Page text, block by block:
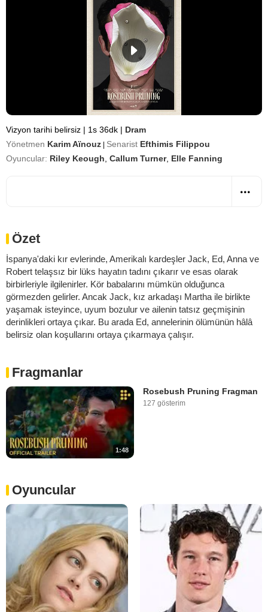
Vizyon tarihi belirsiz | 1s 36dk | Dram
Yönetmen Karim Aïnouz Senarist Efthimis Filippou
Oyuncular: Riley Keough Callum Turner, Elle Fanning
Özet
İspanya'daki kır evlerinde, Amerikalı kardeşler Jack, Ed, Anna ve
Robert telaşsız bir lüks hayatın tadını çıkarır ve esas olarak
birbirleriyle ilgilenirler. Kör babalarını mümkün olduğunca
görmezden gelirler. Ancak Jack, kız arkadaşı Martha ile birlikte
yaşamak isteyince, uyum bozulur ve ailenin tatsız geçmişinin
derinlikleri ortaya çıkar. Bu arada Ed, annelerinin ölümünün hâlâ
belirsiz olan koşullarını ortaya çıkarmaya çalışır.
Fragmanlar
1:48
Rosebush Pruning Fragman
127 gösterim
Oyuncular